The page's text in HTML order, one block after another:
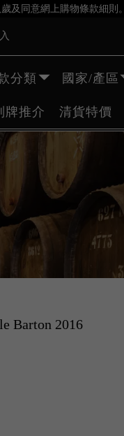
及同意網上購物條款細則。
分類 國家/產區
牌推介 清貨特價
Barton 2016